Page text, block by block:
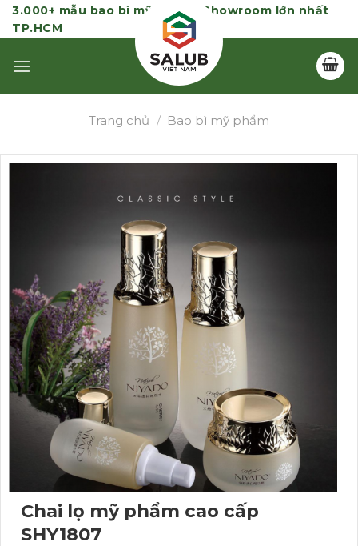
Skip
to
3.000+ mẫu bao bì mỹ phẩm | Showroom lớn nhất
TP.HCM
Trang chủ / Bao bì mỹ phẩm
Chai lọ mỹ phẩm cao cấp
SHY1807